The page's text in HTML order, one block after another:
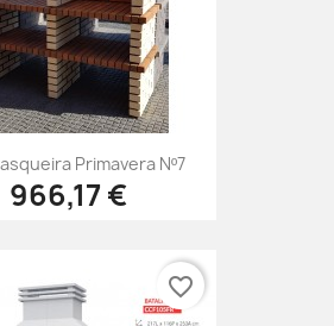
Primavera Nº7
966,17 €
favorite_border